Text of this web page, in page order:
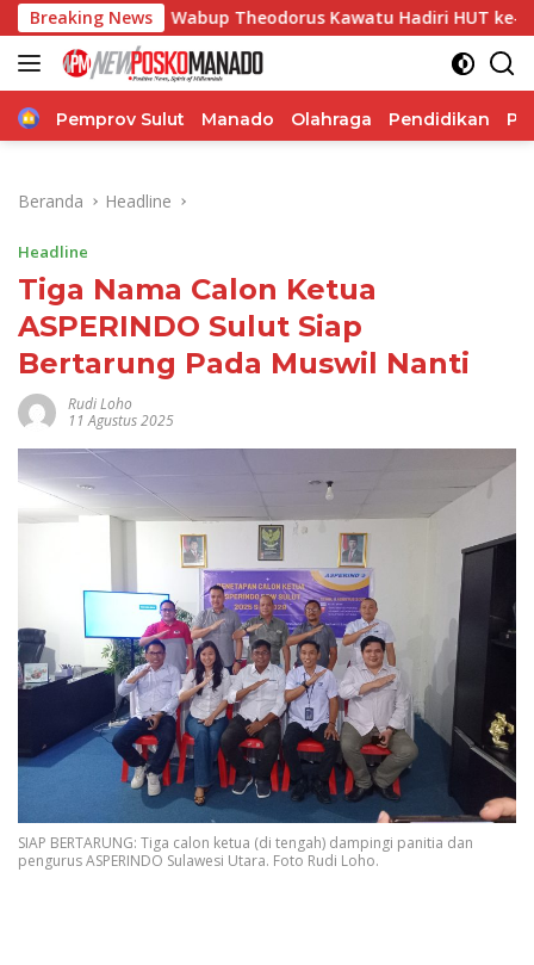
Langsung
ke
konten
Breaking News
Wabup Theodorus Kawatu Hadiri HUT ke-166 Desa
Home
Pemprov Sulut Manado Olahraga Pendidikan
Beranda Headline
Headline
Tiga Nama Calon Ketua
ASPERINDO Sulut Siap
Bertarung Pada Muswil Nanti
Rudi Loho
11 Agustus 2025
SIAP BERTARUNG: Tiga calon ketua (di tengah) dampingi panitia dan
pengurus ASPERINDO Sulawesi Utara. Foto Rudi Loho.